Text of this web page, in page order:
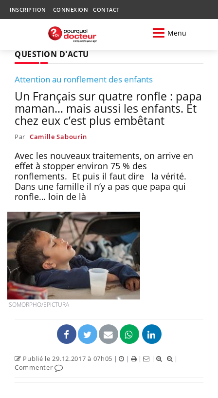
INSCRIPTION CONNEXION CONTACT
Menu
QUESTION D'ACTU
Attention au ronflement des enfants
Un Français sur quatre ronfle : papa
maman… mais aussi les enfants. Et
chez eux c’est plus embêtant
Par Camille Sabourin
Avec les nouveaux traitements, on arrive en
effet à stopper environ 75 % des
ronflements. Et puis il faut dire la vérité.
Dans une famille il n’y a pas que papa qui
ronfle… loin de là
ISOMORPHO/EPICTURA
Publié le 29.12.2017 à 07h05 | | | |
|
Commenter